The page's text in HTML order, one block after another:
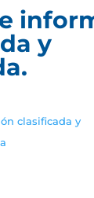
y
clasificada y